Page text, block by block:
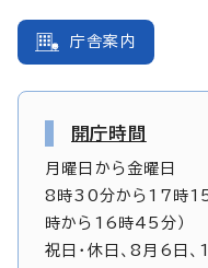
庁舎案内
開庁時間
月曜日から金曜日
8時30分から17時15
時から16時45分）
祝日・休日、8月6日